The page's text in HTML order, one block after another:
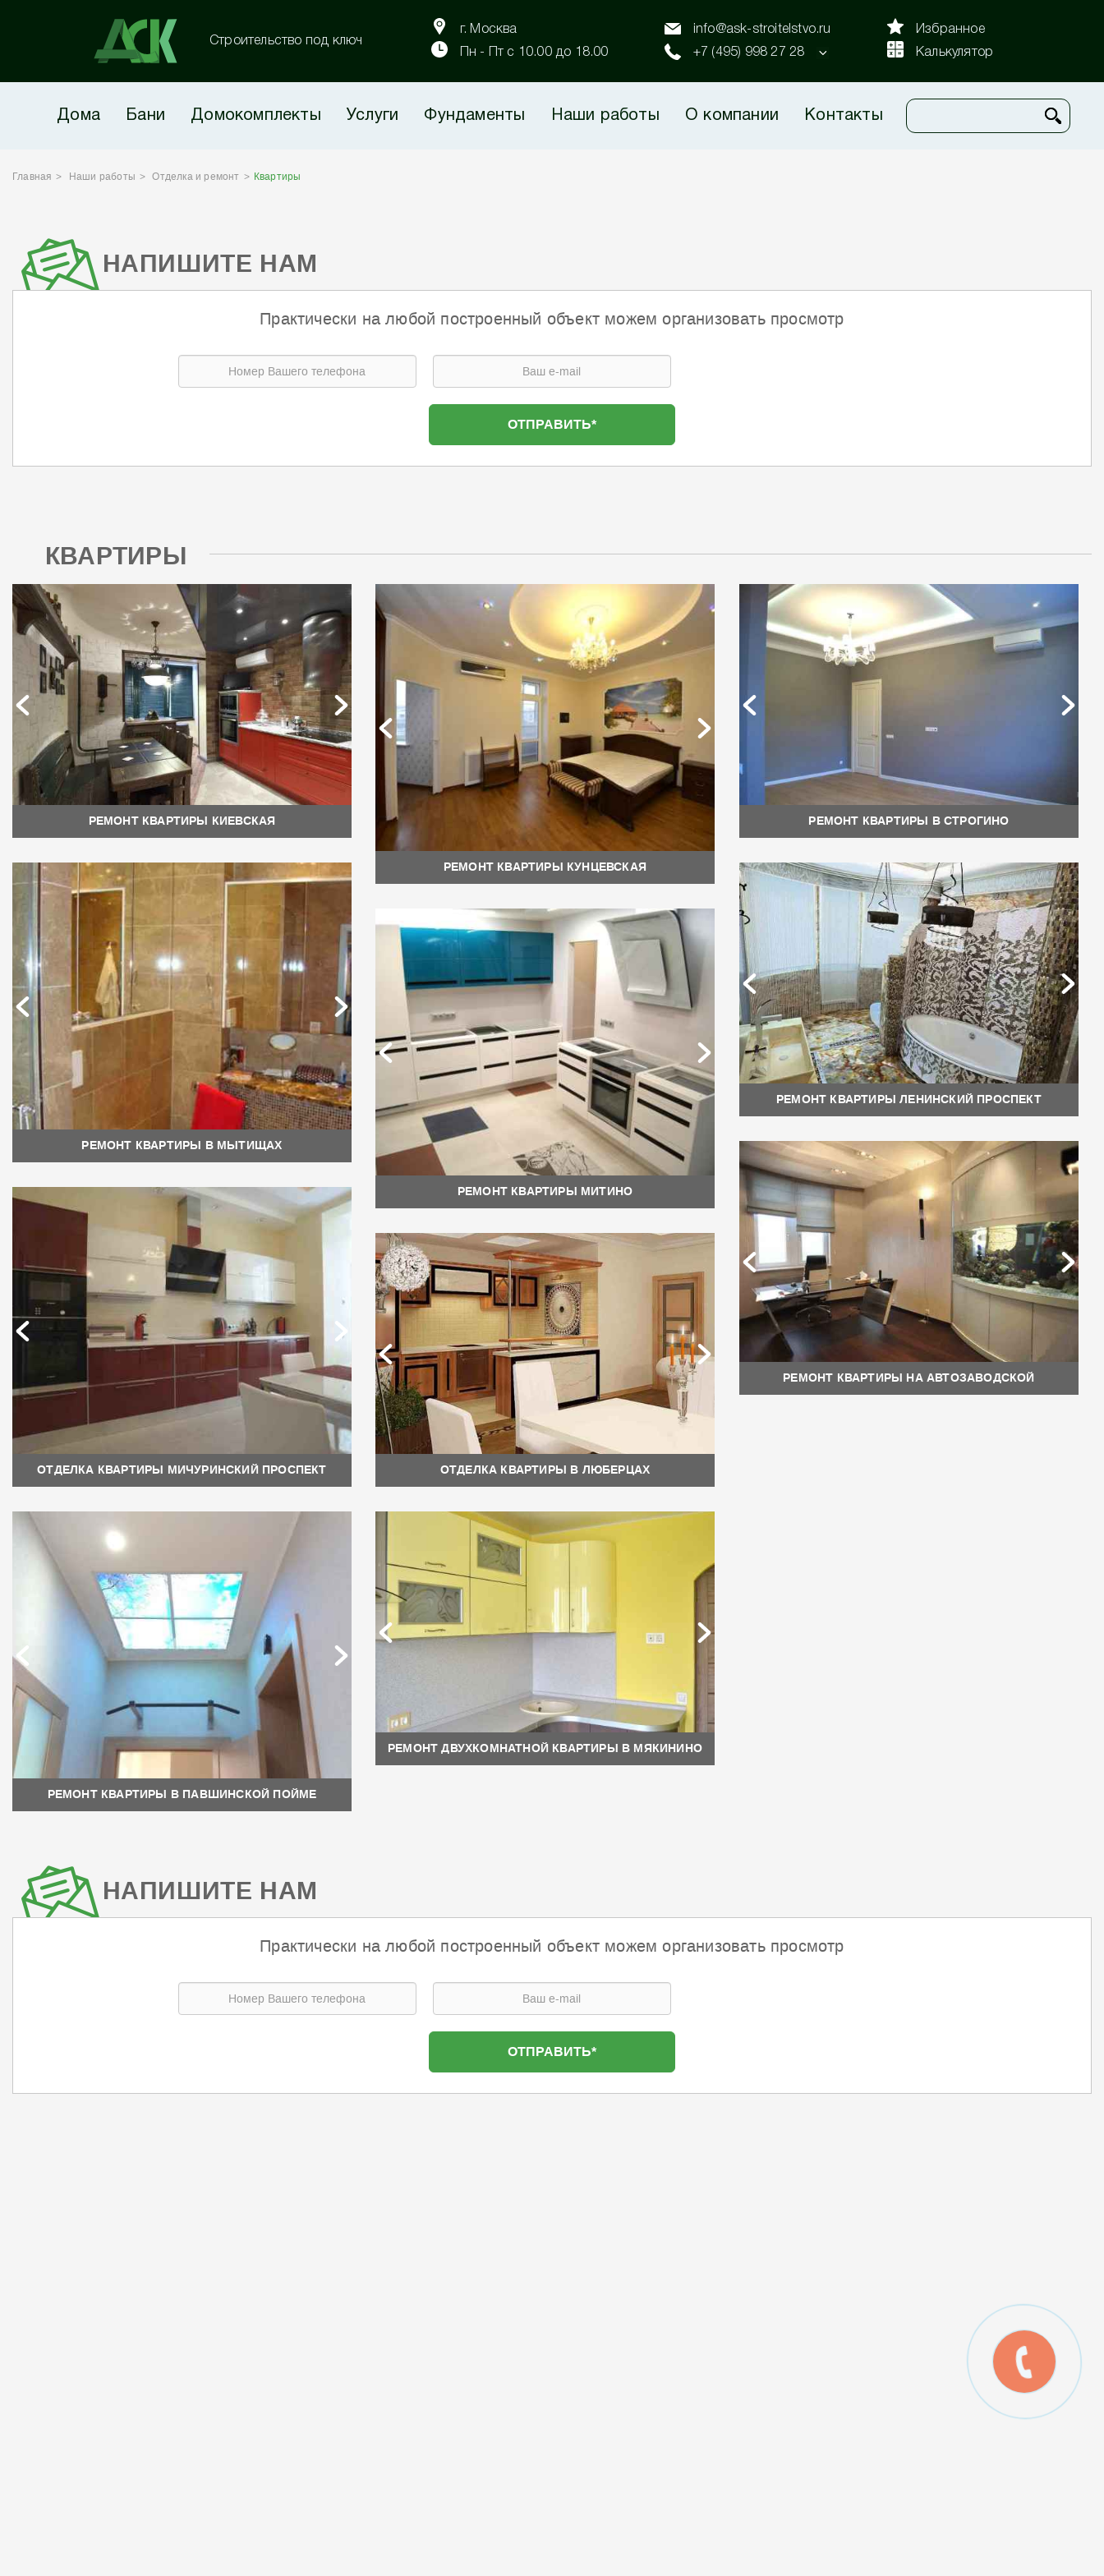
Строительство под ключ
г. Москва
Пн - Пт с 10.00 до 18.00
info@ask-stroitelstvo.ru
+7 (495) 998 27 28
Избранное
Калькулятор
Дома Бани Домокомплекты Услуги Фундаменты Наши работы О компании Контакты
Главная Наши работы Отделка и ремонт Квартиры
НАПИШИТЕ НАМ
Практически на любой построенный объект можем организовать просмотр
КВАРТИРЫ
РЕМОНТ КВАРТИРЫ КИЕВСКАЯ
РЕМОНТ КВАРТИРЫ КУНЦЕВСКАЯ
РЕМОНТ КВАРТИРЫ В СТРОГИНО
РЕМОНТ КВАРТИРЫ В МЫТИЩАХ
РЕМОНТ КВАРТИРЫ МИТИНО
РЕМОНТ КВАРТИРЫ ЛЕНИНСКИЙ ПРОСПЕКТ
ОТДЕЛКА КВАРТИРЫ МИЧУРИНСКИЙ ПРОСПЕКТ ОТДЕЛКА КВАРТИРЫ В ЛЮБЕРЦАХ
РЕМОНТ КВАРТИРЫ НА АВТОЗАВОДСКОЙ
РЕМОНТ КВАРТИРЫ В ПАВШИНСКОЙ ПОЙМЕ
РЕМОНТ ДВУХКОМНАТНОЙ КВАРТИРЫ В МЯКИНИНО
НАПИШИТЕ НАМ
Практически на любой построенный объект можем организовать просмотр